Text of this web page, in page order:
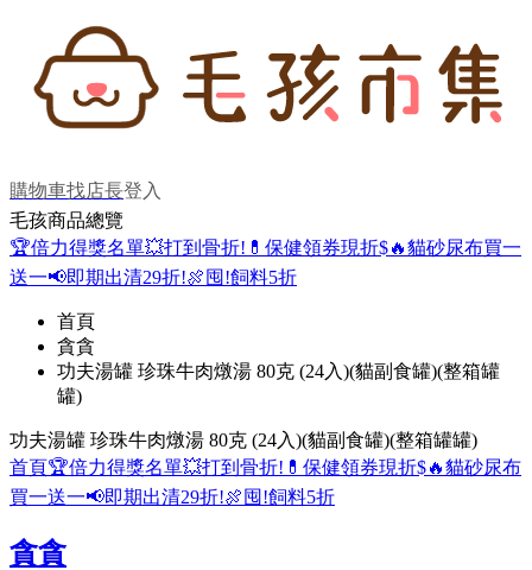
購物車找店長登入
毛孩商品總覽
🏆倍力得獎名單💥打到骨折! 💊保健領券現折$🔥貓砂尿布買一
送一📢即期出清29折!🍖囤!飼料5折
首頁
貪貪
功夫湯罐 珍珠牛肉燉湯 80克 (24入)(貓副食罐)(整箱罐
罐)
功夫湯罐 珍珠牛肉燉湯 80克 (24入)(貓副食罐)(整箱罐罐)
首頁🏆倍力得獎名單💥打到骨折! 💊保健領券現折$🔥貓砂尿布
買一送一📢即期出清29折!🍖囤!飼料5折
貪貪